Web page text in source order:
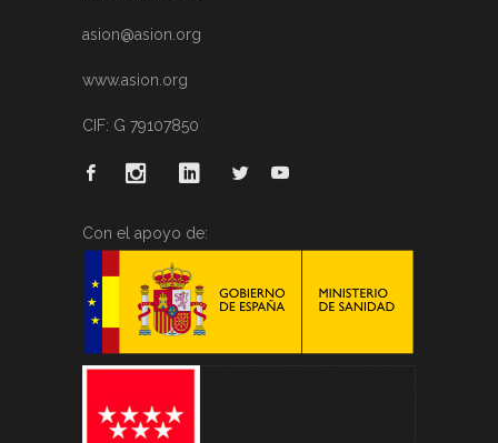
asion@asion.org
www.asion.org
CIF: G 79107850
Con el apoyo de: